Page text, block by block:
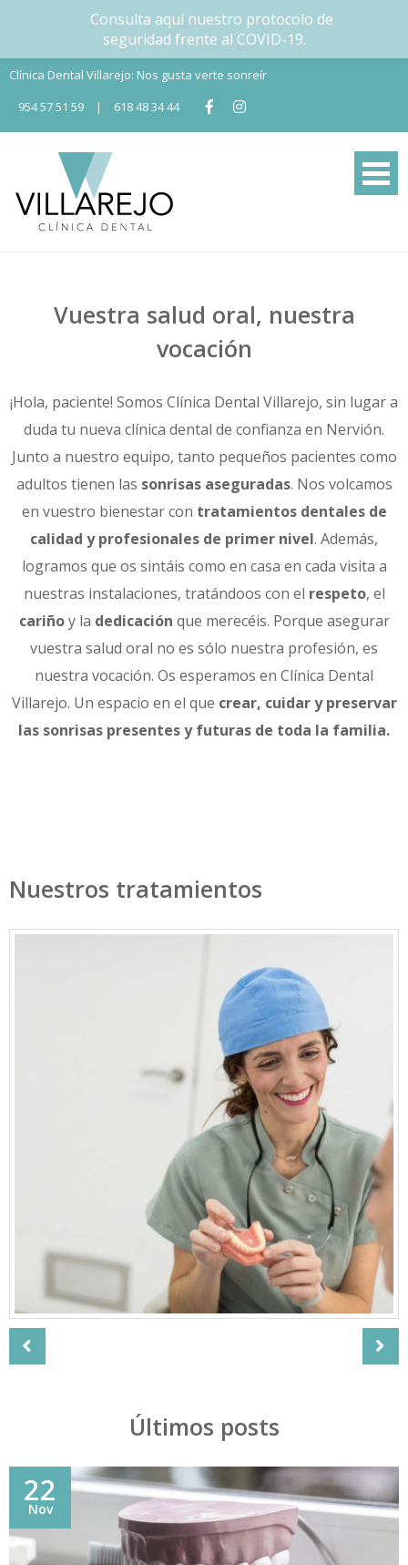
Skip
content
Clínica Dental Villarejo: Nos gusta verte sonreír
954 57 51 59
| 618 48 34 44
Vuestra salud oral, nuestra
vocación
¡Hola, paciente! Somos Clínica Dental Villarejo, sin lugar a
duda tu nueva clínica dental de confianza en Nervión.
Junto a nuestro equipo, tanto pequeños pacientes como
adultos tienen las sonrisas aseguradas. Nos volcamos
en vuestro bienestar con tratamientos dentales de
calidad y profesionales de primer nivel. Además,
logramos que os sintáis como en casa en cada visita a
nuestras instalaciones, tratándoos con el respeto, el
cariñoy la dedicación que merecéis. Porque asegurar
vuestra salud oral no es sólo nuestra profesión, es
nuestra vocación. Os esperamos en Clínica Dental
Villarejo. Un espacio en el que crear, cuidar y preservar
las sonrisas presentes y futuras de toda la familia.
Nuestros tratamientos
Estética Dental
Últimos posts
22
Nov
Consulta aquí nuestro protocolo de
seguridad frente al COVID-19.